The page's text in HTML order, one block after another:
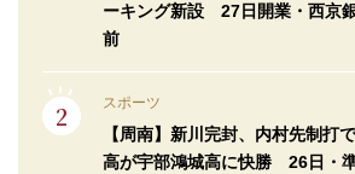
ーキング新設 27日開業・西京
前
スポーツ
【周南】新川完封、内村先制
高が宇部鴻城高に快勝 26日・